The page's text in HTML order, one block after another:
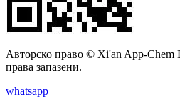
Авторско право © Xi'an App-Chem
права запазени.
whatsapp